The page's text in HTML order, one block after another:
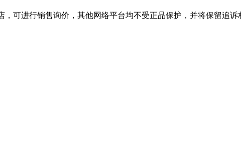
可进行销售询价，其他网络平台均不受正品保护，并将保留追诉